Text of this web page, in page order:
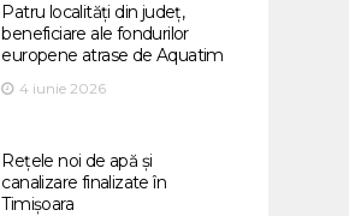
Patru localități din județ,
beneficiare ale fondurilor
europene atrase de Aquatim
4 iunie 2026
Rețele noi de apă și
canalizare finalizate în
Timișoara